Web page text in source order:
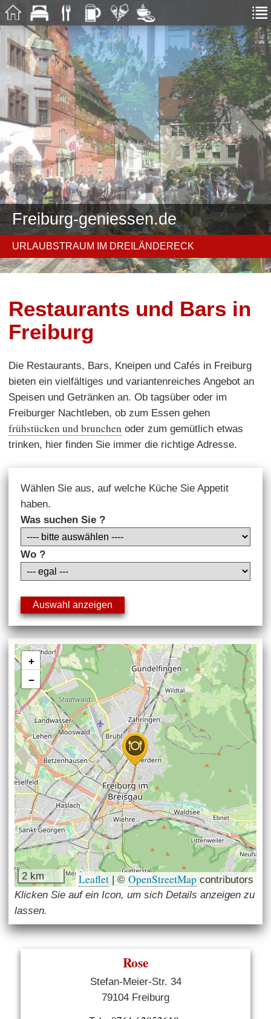
Freiburg-geniessen.de
URLAUBSTRAUM IM DREILÄNDERECK
Restaurants und Bars in
Freiburg
Die Restaurants, Bars, Kneipen und Cafés in Freiburg
bieten ein vielfältiges und variantenreiches Angebot an
Speisen und Getränken an. Ob tagsüber oder im
Freiburger Nachtleben, ob zum Essen gehen
frühstücken und brunchen oder zum gemütlich etwas
trinken, hier finden Sie immer die richtige Adresse.
Wählen Sie aus, auf welche Küche Sie Appetit
haben.
Was suchen Sie ?
Wo ?
+
−
2 km Leaflet | © OpenStreetMap contributors
Klicken Sie auf ein Icon, um sich Details anzeigen zu
lassen.
Rose
Stefan-Meier-Str. 34
79104 Freiburg